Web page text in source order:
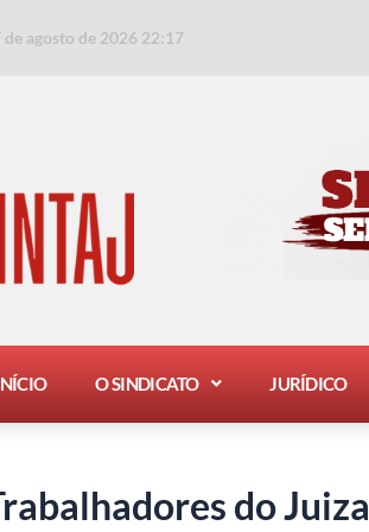
de agosto de 2026 22:17
O SINDICATO JURÍDICO
do